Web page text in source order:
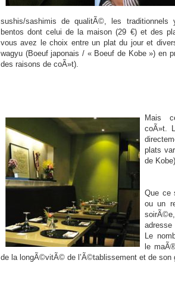
sushis/sashimis de qualitÃ©, les traditionnels
bentos dont celui de la maison (29 €) et des
vous avez le choix entre un plat du jour et
wagyu (Boeuf japonais / « Boeuf de Kobe ») en
des raisons de coÃ»t).
Mais
coÃ»t.
plats
de
Que ce
ou un
Le
le
de la longÃ©vitÃ© de l’Ã©tablissement et de son